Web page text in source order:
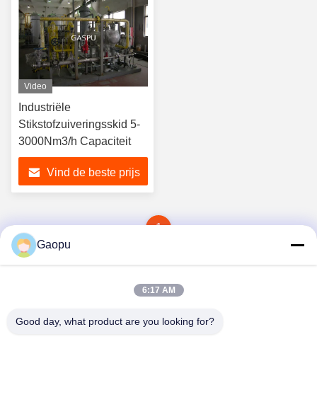
Video
Industriële
Stikstofzuiveringsskid 5-
3000Nm3/h Capaciteit
Vind de beste prijs
1
Gaopu
6:17 AM
Good day, what product are you looking for?